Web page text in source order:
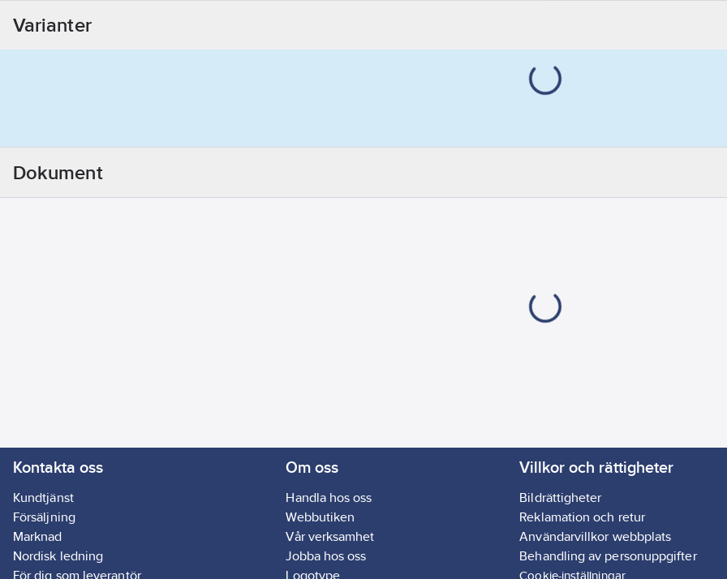
VE118PN = VZ761 (E2281470) + VZ744 (E2281692)
VE212PN = VZ761 (E2281470) + VZ744 (E2281692)
Artikelnr: 4022816981
Ean artikelnr:
3250616450332
Innerdjup:114mm
Typ av betäckning:
Varianter
Dokument
Kontakta oss
Kundtjänst
Försäljning
Marknad
Nordisk ledning
För dig som leverantör
Om oss
Handla hos oss
Webbutiken
Vår verksamhet
Jobba hos oss
Logotype
Villkor och rättigheter
Bildrättigheter
Reklamation och retur
Användarvillkor webbplats
Behandling av personuppgifter
Cookie-inställningar